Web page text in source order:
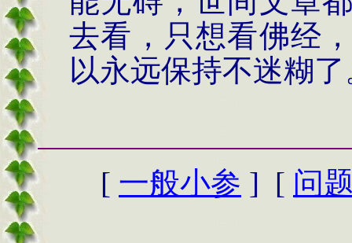
去看，只想看佛经
以永远保持不迷糊
[ 一般小参 ] [ 问